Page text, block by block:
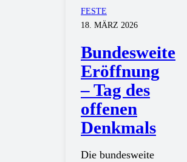
FESTE
18. MÄRZ 2026
Bundesweite
Eröffnung
– Tag des
offenen
Denkmals
Die bundesweite